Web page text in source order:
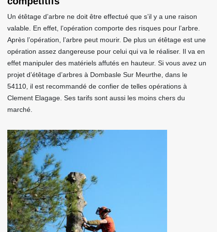
Un étêtage d’arbre ne doit être effectué que s’il y a une raison
valable. En effet, l’opération comporte des risques pour l’arbre.
Après l’opération, l’arbre peut mourir. De plus un étêtage est une
opération assez dangereuse pour celui qui va le réaliser. Il va en
effet manipuler des matériels affutés en hauteur. Si vous avez un
projet d’étêtage d’arbres à Dombasle Sur Meurthe, dans le
54110, il est recommandé de confier de telles opérations à
Clement Elagage. Ses tarifs sont aussi les moins chers du
marché.